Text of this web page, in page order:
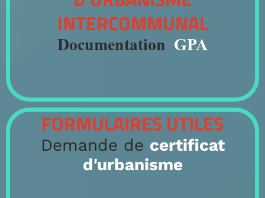
INTERCOMMUNAL
Documentation GPA
FORMULAIRES UTILES
Demande de certificat
d'urbanisme